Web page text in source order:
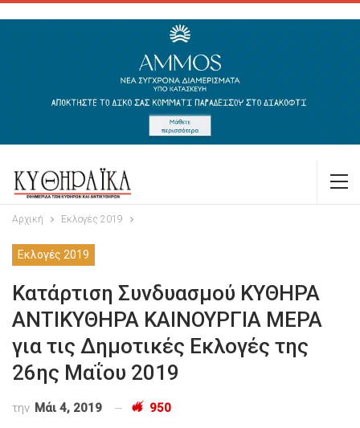
Αρχική Εκλογές 2019
Εκλογές 2019
Κατάρτιση Συνδυασμού ΚΥΘΗΡΑ
ΑΝΤΙΚΥΘΗΡΑ ΚΑΙΝΟΥΡΓΙΑ ΜΕΡΑ
για τις Δημοτικές Εκλογές της
26ης Μαΐου 2019
την Μάι 4, 2019 950